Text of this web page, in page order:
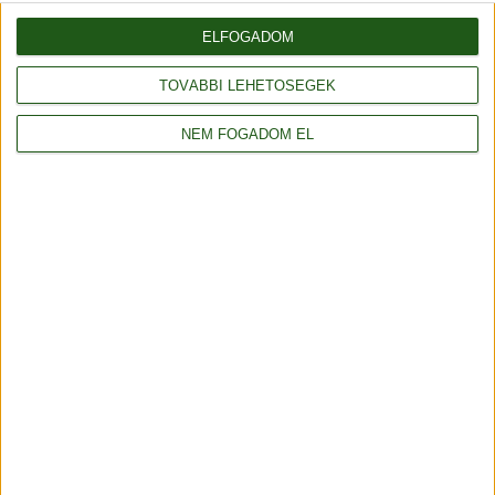
TOVÁBBI LEHETŐSÉGEK
NEM FOGADOM EL
ELFOGADOM
db
Kosárba
Fonalda facebook